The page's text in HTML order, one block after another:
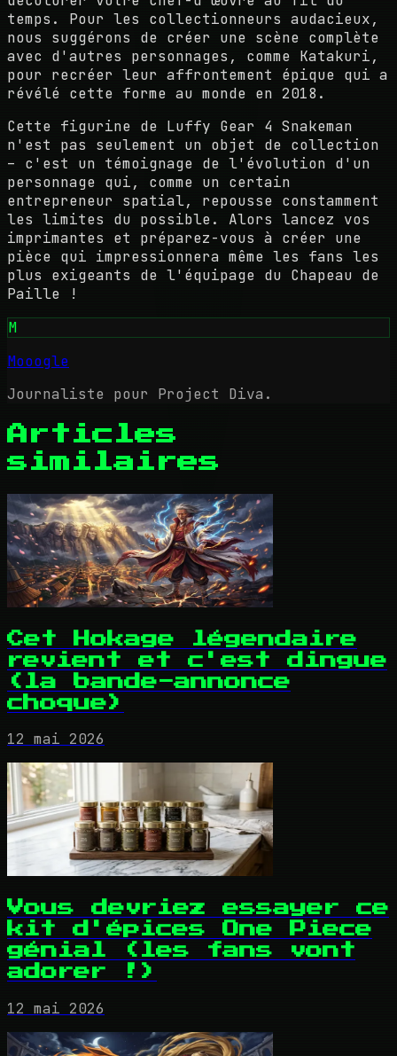
temps. Pour les collectionneurs audacieux,
nous suggérons de créer une scène complète
avec d'autres personnages, comme Katakuri,
pour recréer leur affrontement épique qui a
révélé cette forme au monde en 2018.
Cette figurine de Luffy Gear 4 Snakeman
n'est pas seulement un objet de collection
– c'est un témoignage de l'évolution d'un
personnage qui, comme un certain
entrepreneur spatial, repousse constamment
les limites du possible. Alors lancez vos
imprimantes et préparez-vous à créer une
pièce qui impressionnera même les fans les
plus exigeants de l'équipage du Chapeau de
Paille !
M
Mooogle
Journaliste pour Project Diva.
Articles
similaires
Cet Hokage légendaire
revient et c'est dingue
(la bande-annonce
choque)
12 mai 2026
Vous devriez essayer ce
kit d'épices One Piece
génial (les fans vont
adorer !)
12 mai 2026